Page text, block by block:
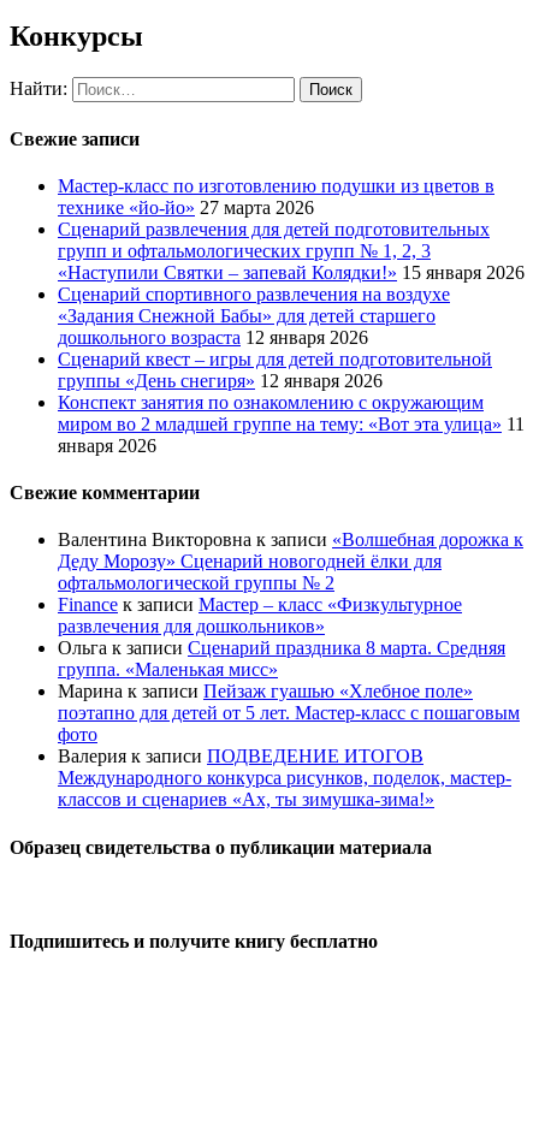
Конкурсы
Найти:
Свежие записи
Мастер-класс по изготовлению подушки из цветов в
технике «йо-йо» 27 марта 2026
Сценарий развлечения для детей подготовительных
групп и офтальмологических групп № 1, 2, 3
«Наступили Святки – запевай Колядки!» 15 января 2026
Сценарий спортивного развлечения на воздухе
«Задания Снежной Бабы» для детей старшего
дошкольного возраста 12 января 2026
Сценарий квест – игры для детей подготовительной
группы «День снегиря» 12 января 2026
Конспект занятия по ознакомлению с окружающим
миром во 2 младшей группе на тему: «Вот эта улица» 11
января 2026
Свежие комментарии
Валентина Викторовна к записи «Волшебная дорожка к
Деду Морозу» Сценарий новогодней ёлки для
офтальмологической группы № 2
Finance к записи Мастер – класс «Физкультурное
развлечения для дошкольников»
Ольга к записи Сценарий праздника 8 марта. Средняя
группа. «Маленькая мисс»
Марина к записи Пейзаж гуашью «Хлебное поле»
поэтапно для детей от 5 лет. Мастер-класс с пошаговым
фото
Валерия к записи ПОДВЕДЕНИЕ ИТОГОВ
Международного конкурса рисунков, поделок, мастер-
классов и сценариев «Ах, ты зимушка-зима!»
Образец свидетельства о публикации материала
Подпишитесь и получите книгу бесплатно